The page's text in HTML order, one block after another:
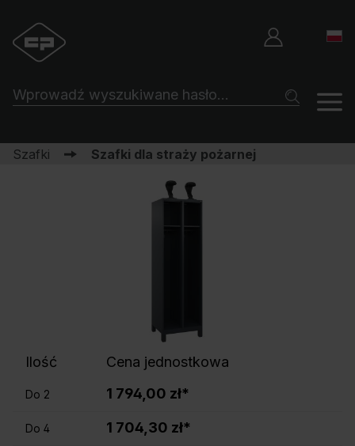
Szafki Szafki dla straży pożarnej
Ilość Cena jednostkowa
Do 2 1 794,00 zł*
Do 4 1 704,30 zł*